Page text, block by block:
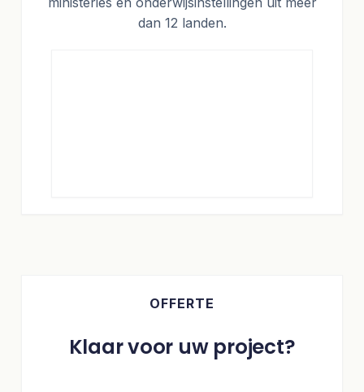
dan 12 landen.
OFFERTE
Klaar voor uw project?